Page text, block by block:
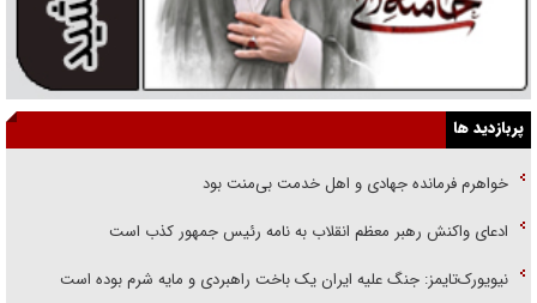
پربازدید ها
خواهرم فرمانده جهادی و اهل خدمت بی‌منت بود
ادعای واکنش رهبر معظم انقلاب به نامه رئیس جمهور کذب است
نیویورک‌تایمز: جنگ علیه ایران یک باخت راهبردی و مایه شرم بوده است